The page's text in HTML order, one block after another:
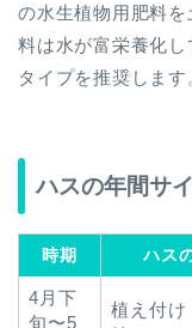
の水生植物用肥料
料は水が富栄養化
タイプを推奨します
ハスの年間サ
時期 ハス
4月下
旬〜5
植え付け